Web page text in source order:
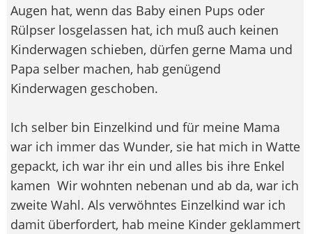
Augen hat, wenn das Baby einen Pups oder
Rülpser losgelassen hat, ich muß auch keinen
Kinderwagen schieben, dürfen gerne Mama und
Papa selber machen, hab genügend
Kinderwagen geschoben.
Ich selber bin Einzelkind und für meine Mama
war ich immer das Wunder, sie hat mich in Watte
gepackt, ich war ihr ein und alles bis ihre Enkel
kamen Wir wohnten nebenan und ab da, war ich
zweite Wahl. Als verwöhntes Einzelkind war ich
damit überfordert, hab meine Kinder geklammert